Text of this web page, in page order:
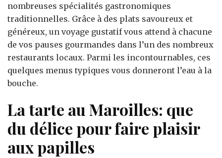
de
Lille
nombreuses spécialités gastronomiques
traditionnelles. Grâce à des plats savoureux et
généreux, un voyage gustatif vous attend à chacune
de vos pauses gourmandes dans l’un des nombreux
restaurants locaux. Parmi les incontournables, ces
quelques menus typiques vous donneront l’eau à la
bouche.
La tarte au Maroilles: que
du délice pour faire plaisir
aux papilles